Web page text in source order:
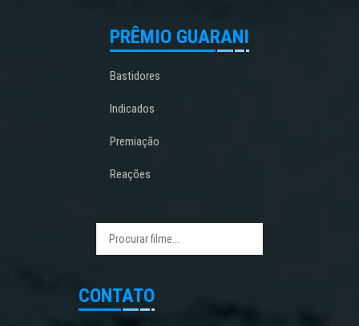
PRÊMIO GUARANI
Bastidores
Indicados
Premiação
Reações
CONTATO